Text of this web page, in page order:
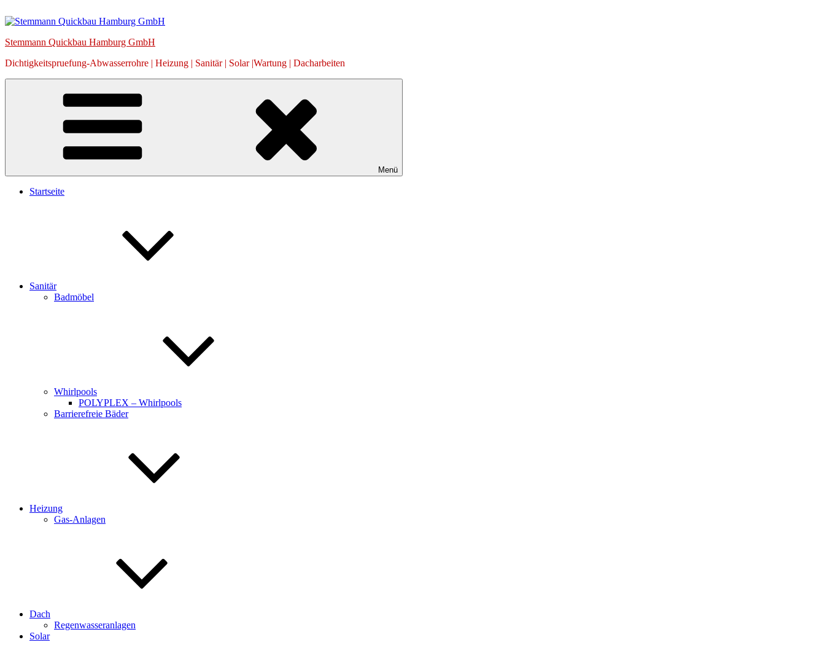
Inhalt
Stemmann Quickbau Hamburg GmbH
Dichtigkeitspruefung-Abwasserrohre | Heizung | Sanitär | Solar |Wartung | Dacharbeiten
Menü
Startseite
Sanitär
Badmöbel
Whirlpools
POLYPLEX – Whirlpools
Barrierefreie Bäder
Heizung
Gas-Anlagen
Dach
Regenwasseranlagen
Solar